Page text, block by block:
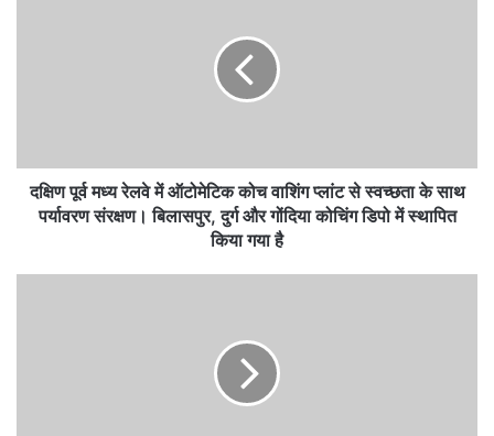
दक्षिण पूर्व मध्य रेलवे में ऑटोमेटिक कोच वाशिंग प्लांट से स्वच्छता के साथ
पर्यावरण संरक्षण। बिलासपुर, दुर्ग और गोंदिया कोचिंग डिपो में स्थापित
किया गया है